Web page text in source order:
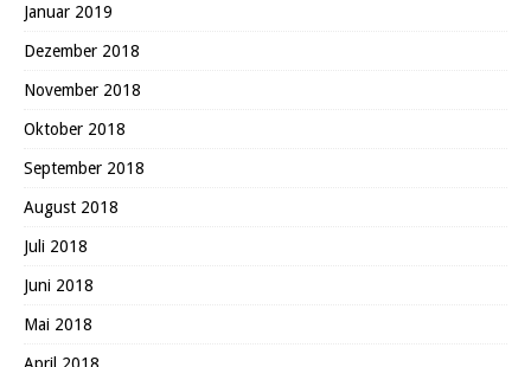
Januar 2019
Dezember 2018
November 2018
Oktober 2018
September 2018
August 2018
Juli 2018
Juni 2018
Mai 2018
April 2018